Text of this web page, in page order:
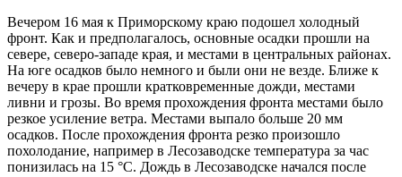
Вечером 16 мая к Приморскому краю подошел холодный
фронт. Как и предполагалось, основные осадки прошли на
севере, северо-западе края, и местами в центральных районах.
На юге осадков было немного и были они не везде. Ближе к
вечеру в крае прошли кратковременные дожди, местами
ливни и грозы. Во время прохождения фронта местами было
резкое усиление ветра. Местами выпало больше 20 мм
осадков. После прохождения фронта резко произошло
похолодание, например в Лесозаводске температура за час
понизилась на 15 °С. Дождь в Лесозаводске начался после